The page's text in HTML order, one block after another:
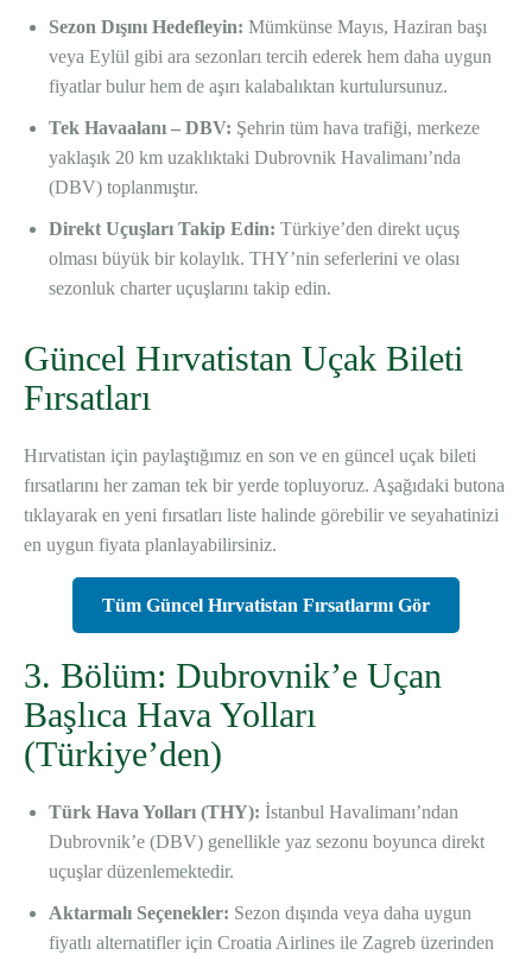
Sezon Dışını Hedefleyin: Mümkünse Mayıs, Haziran başı
veya Eylül gibi ara sezonları tercih ederek hem daha uygun
fiyatlar bulur hem de aşırı kalabalıktan kurtulursunuz.
Tek Havaalanı – DBV: Şehrin tüm hava trafiği, merkeze
yaklaşık 20 km uzaklıktaki Dubrovnik Havalimanı’nda
(DBV) toplanmıştır.
Direkt Uçuşları Takip Edin: Türkiye’den direkt uçuş
olması büyük bir kolaylık. THY’nin seferlerini ve olası
sezonluk charter uçuşlarını takip edin.
Güncel Hırvatistan Uçak Bileti
Fırsatları
Hırvatistan için paylaştığımız en son ve en güncel uçak bileti
fırsatlarını her zaman tek bir yerde topluyoruz. Aşağıdaki butona
tıklayarak en yeni fırsatları liste halinde görebilir ve seyahatinizi
en uygun fiyata planlayabilirsiniz.
Tüm Güncel Hırvatistan Fırsatlarını Gör
3. Bölüm: Dubrovnik’e Uçan
Başlıca Hava Yolları
(Türkiye’den)
Türk Hava Yolları (THY): İstanbul Havalimanı’ndan
Dubrovnik’e (DBV) genellikle yaz sezonu boyunca direkt
uçuşlar düzenlemektedir.
Aktarmalı Seçenekler: Sezon dışında veya daha uygun
fiyatlı alternatifler için Croatia Airlines ile Zagreb üzerinden